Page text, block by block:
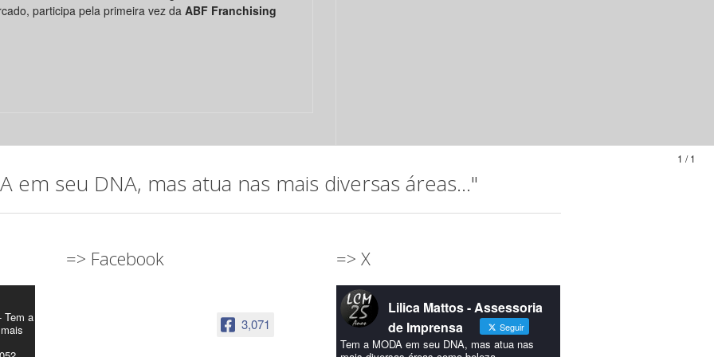
participa pela primeira vez da ABF Franchising
1 / 1
em seu DNA, mas atua nas mais diversas áreas..."
Tem a
=> Facebook
3,071
=> X
Lilica Mattos - Assessoria
de Imprensa
Seguir
Tem a MODA em seu DNA, mas atua nas